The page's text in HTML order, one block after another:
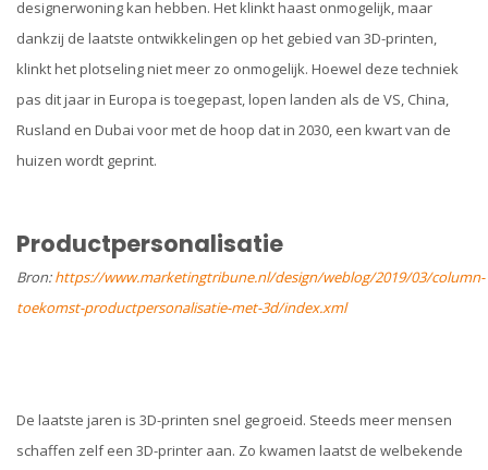
designerwoning kan hebben. Het klinkt haast onmogelijk, maar
dankzij de laatste ontwikkelingen op het gebied van 3D-printen,
klinkt het plotseling niet meer zo onmogelijk. Hoewel deze techniek
pas dit jaar in Europa is toegepast, lopen landen als de VS, China,
Rusland en Dubai voor met de hoop dat in 2030, een kwart van de
huizen wordt geprint.
Productpersonalisatie
Bron:https://www.marketingtribune.nl/design/weblog/2019/03/column-
toekomst-productpersonalisatie-met-3d/index.xml
De laatste jaren is 3D-printen snel gegroeid. Steeds meer mensen
schaffen zelf een 3D-printer aan. Zo kwamen laatst de welbekende